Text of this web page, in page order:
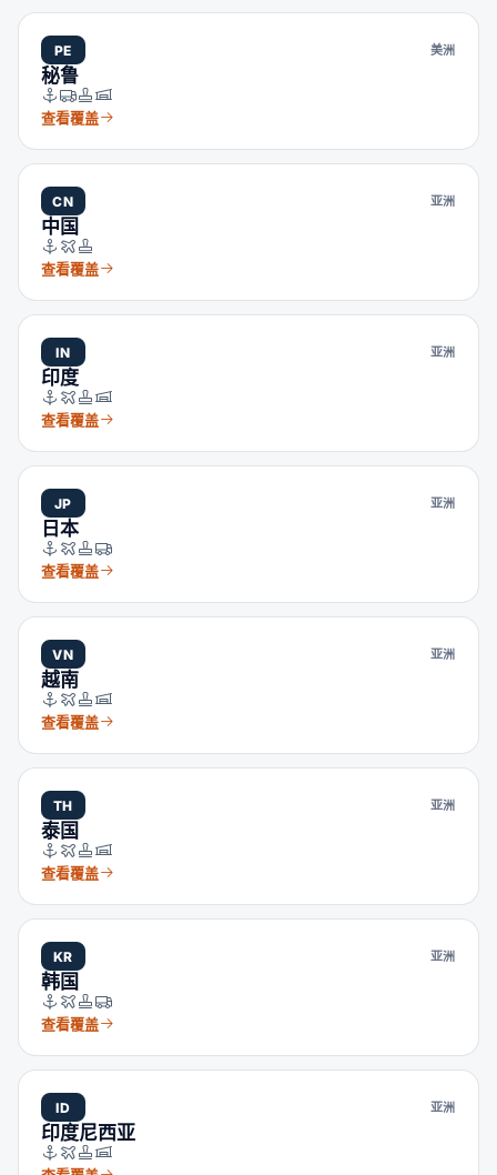
PE 美洲
秘鲁
查看覆盖
CN 亚洲
中国
查看覆盖
IN 亚洲
印度
查看覆盖
JP 亚洲
日本
查看覆盖
VN 亚洲
越南
查看覆盖
TH 亚洲
泰国
查看覆盖
KR 亚洲
韩国
查看覆盖
ID 亚洲
印度尼西亚